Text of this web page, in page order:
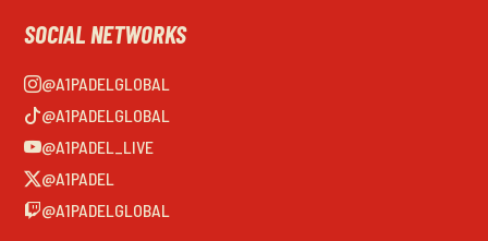
SOCIAL NETWORKS
@A1PADELGLOBAL
@A1PADELGLOBAL
@A1PADEL_LIVE
@A1PADEL
@A1PADELGLOBAL